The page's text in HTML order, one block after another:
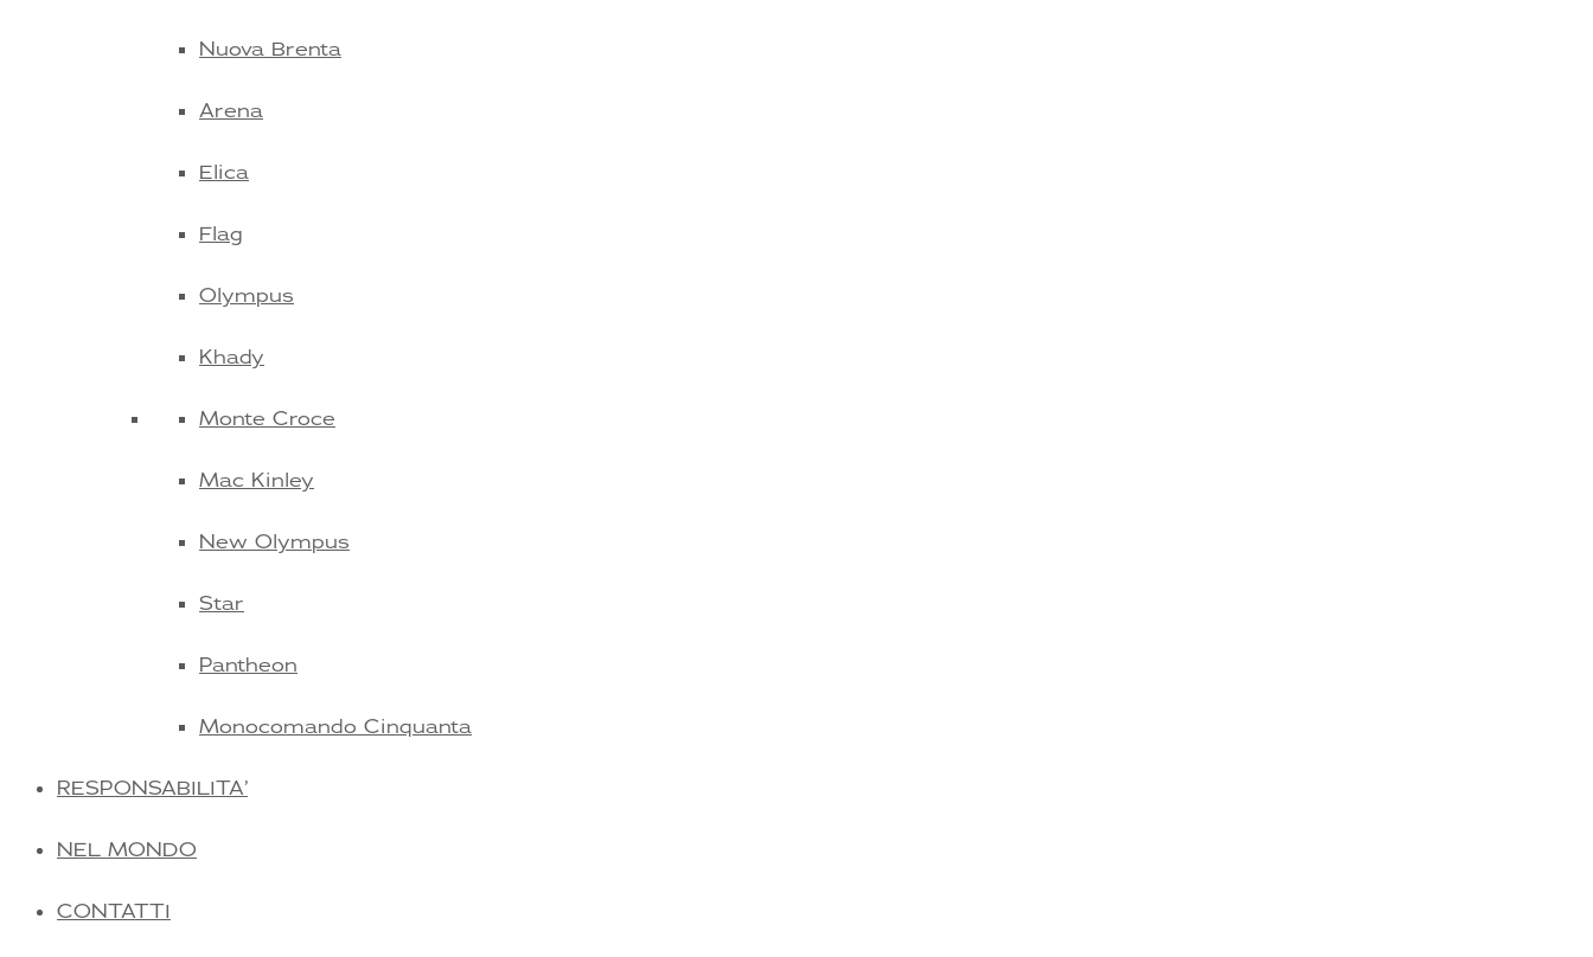
Nuova Brenta
Arena
Elica
Flag
Olympus
Khady
Monte Croce
Mac Kinley
New Olympus
Star
Pantheon
Monocomando Cinquanta
RESPONSABILITA’
NEL MONDO
CONTATTI